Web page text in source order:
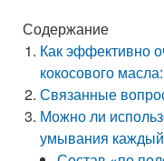
Содержание
Как эффективно
кокосового
Связанные
Можно ли
умывания